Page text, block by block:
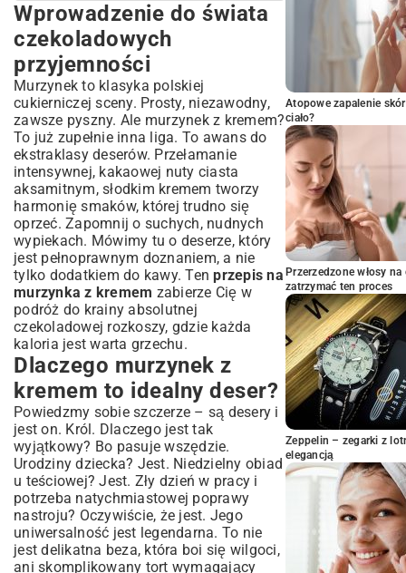
Wprowadzenie do świata
czekoladowych przyjemności
Dlaczego murzynek z kremem to idealny
deser?
Sekrety doskonałego murzynka – od
składników po konsystencję
Kluczowe składniki i ich rola w smaku
Jak uzyskać idealnie wilgotne ciasto?
Wskazówki dotyczące pieczenia i
studzenia
Krem, który odmieni Twojego murzynka
– przepisy i wariacje
Klasyczny krem maślany – krok po
kroku
Lekki krem śmietankowy – alternatywa
dla wymagających
Egzotyczne dodatki do kremu – czym
zaskoczyć gości?
Dekoracja i podanie – jak sprawić, by
murzynek zachwycił wyglądem?
Proste pomysły na efektowne zdobienia
Kiedy i jak najlepiej podawać murzynka
z kremem?
Najczęściej zadawane pytania o
murzynka z kremem
Czy mogę przygotować ciasto z
wyprzedzeniem?
Jak przechowywać murzynka z kremem?
Wprowadzenie do świata
czekoladowych
przyjemności
Murzynek to klasyka polskiej
cukierniczej sceny. Prosty, niezawodny,
zawsze pyszny. Ale murzynek z kremem?
To już zupełnie inna liga. To awans do
ekstraklasy deserów. Przełamanie
intensywnej, kakaowej nuty ciasta
aksamitnym, słodkim kremem tworzy
harmonię smaków, której trudno się
oprzeć. Zapomnij o suchych, nudnych
wypiekach. Mówimy tu o deserze, który
jest pełnoprawnym doznaniem, a nie
tylko dodatkiem do kawy. Tenprzepis na
murzynka z kremem zabierze Cię w
podróż do krainy absolutnej
czekoladowej rozkoszy, gdzie każda
kaloria jest warta grzechu.
Dlaczego murzynek z
kremem to idealny deser?
Powiedzmy sobie szczerze – są desery i
jest on. Król. Dlaczego jest tak
wyjątkowy? Bo pasuje wszędzie.
Urodziny dziecka? Jest. Niedzielny obiad
u teściowej? Jest. Zły dzień w pracy i
potrzeba natychmiastowej poprawy
nastroju? Oczywiście, że jest. Jego
uniwersalność jest legendarna. To nie
jest delikatna beza, która boi się wilgoci,
ani skomplikowany tort wymagający
Atopowe zapalenie
ciało?
Przerzedzone włosy
zatrzymać ten proces
Zeppelin – zegarki z
elegancją